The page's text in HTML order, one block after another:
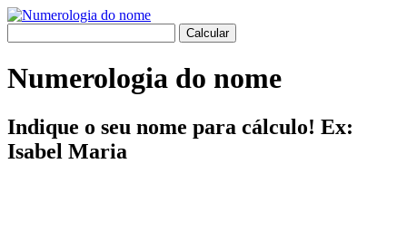
Numerologia do nome
Indique o seu nome para cálculo! Ex:
Isabel Maria